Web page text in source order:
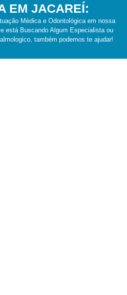
EM JACAREÍ:
Médica e Odontológica em nossa
está Buscando Algum Especialista ou
também podemos te ajudar!